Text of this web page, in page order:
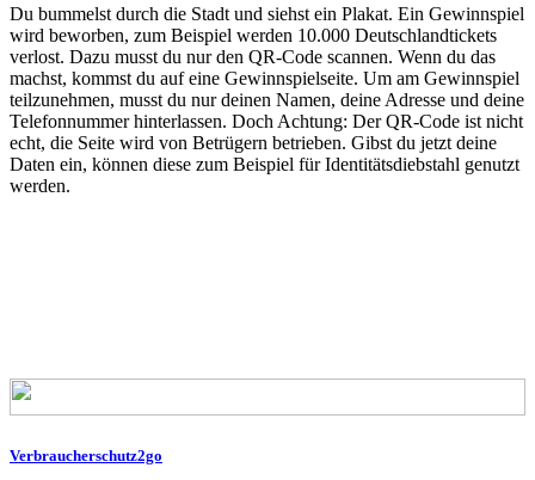
Du bummelst durch die Stadt und siehst ein Plakat. Ein Gewinnspiel
wird beworben, zum Beispiel werden 10.000 Deutschlandtickets
verlost. Dazu musst du nur den QR-Code scannen. Wenn du das
machst, kommst du auf eine Gewinnspielseite. Um am Gewinnspiel
teilzunehmen, musst du nur deinen Namen, deine Adresse und deine
Telefonnummer hinterlassen. Doch Achtung: Der QR-Code ist nicht
echt, die Seite wird von Betrügern betrieben. Gibst du jetzt deine
Daten ein, können diese zum Beispiel für Identitätsdiebstahl genutzt
werden.
Verbraucherschutz2go